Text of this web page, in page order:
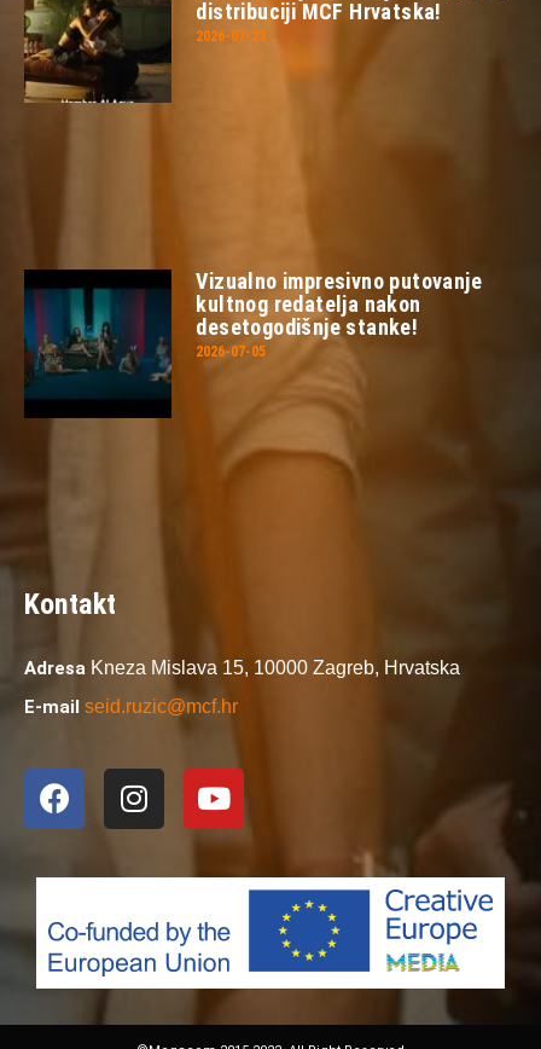
distribuciji MCF Hrvatska!
2026-07-23
Vizualno impresivno putovanje
kultnog redatelja nakon
desetogodišnje stanke!
2026-07-05
Kontakt
Adresa Kneza Mislava 15, 10000 Zagreb, Hrvatska
E-mail seid.ruzic@mcf.hr